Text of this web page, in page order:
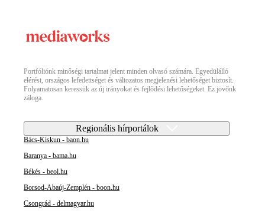
Portfóliónk minőségi tartalmat jelent minden olvasó számára. Egyedülálló
elérést, országos lefedettséget és változatos megjelenési lehetőséget biztosít.
Folyamatosan keressük az új irányokat és fejlődési lehetőségeket. Ez jövőnk
záloga.
Regionális hírportálok
Bács-Kiskun - baon.hu
Baranya - bama.hu
Békés - beol.hu
Borsod-Abaúj-Zemplén - boon.hu
Csongrád - delmagyar.hu